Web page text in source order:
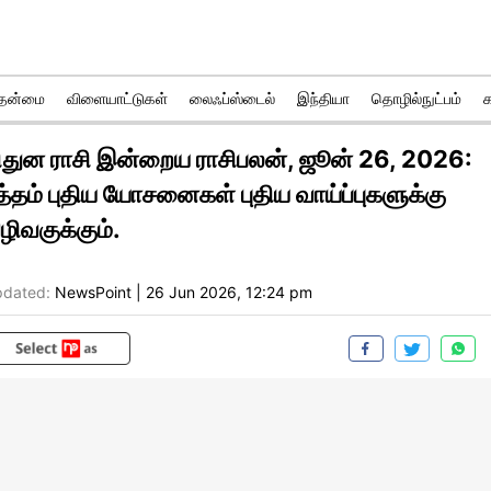
விளையாட்டுகள் லைஃப்ஸ்டைல் இந்தியா தொழில்நுட்பம்
ராசி இன்றைய ராசிபலன், ஜூன் 26, 2026:
புதிய யோசனைகள் புதிய வாய்ப்புகளுக்கு
NewsPoint 26 Jun 2026, 12:24 pm